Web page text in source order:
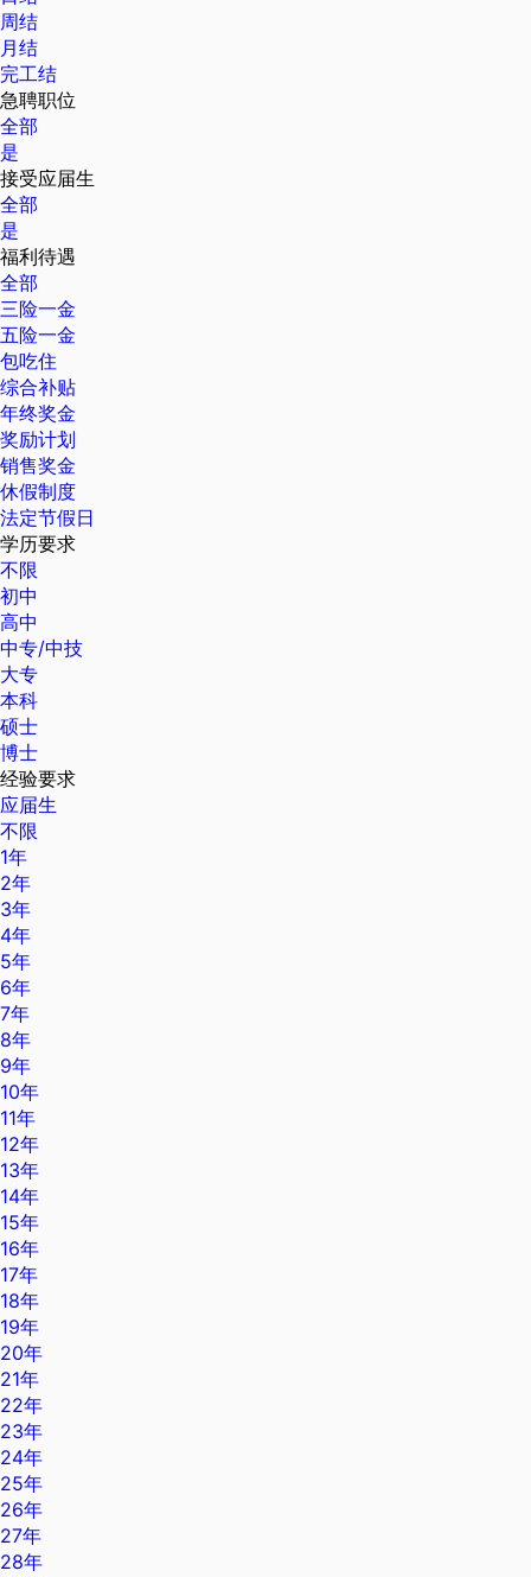
周结
月结
完工结
急聘职位
全部
是
接受应届生
全部
是
福利待遇
全部
三险一金
五险一金
包吃住
综合补贴
年终奖金
奖励计划
销售奖金
休假制度
法定节假日
学历要求
不限
初中
高中
中专/中技
大专
本科
硕士
博士
经验要求
应届生
不限
1年
2年
3年
4年
5年
6年
7年
8年
9年
10年
11年
12年
13年
14年
15年
16年
17年
18年
19年
20年
21年
22年
23年
24年
25年
26年
27年
28年